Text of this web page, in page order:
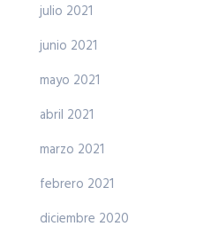
julio 2021
junio 2021
mayo 2021
abril 2021
marzo 2021
febrero 2021
diciembre 2020